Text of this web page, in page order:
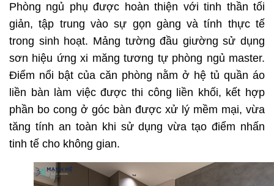
Phòng ngủ phụ được hoàn thiện với tinh thần tối
giản, tập trung vào sự gọn gàng và tính thực tế
trong sinh hoạt. Mảng tường đầu giường sử dụng
sơn hiệu ứng xi măng tương tự phòng ngủ master.
Điểm nổi bật của căn phòng nằm ở hệ tủ quần áo
liền bàn làm việc được thi công liền khối, kết hợp
phần bo cong ở góc bàn được xử lý mềm mại, vừa
tăng tính an toàn khi sử dụng vừa tạo điểm nhấn
tinh tế cho không gian.